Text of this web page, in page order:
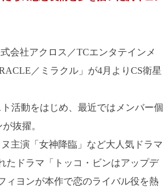
会社アクロス／TCエンタテインメ
／ミラクル」が4月よりCS衛星
活動をはじめ、最近ではメンバー個
抜擢。
主演「女神降臨」など大人気ドラマ
たドラマ「トッコ・ビンはアップデ
ィヨンが本作で恋のライバル役を熱